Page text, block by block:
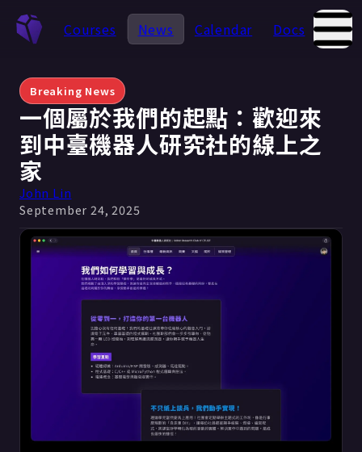
Courses News Calendar Docs
Breaking News
一個屬於我們的起點：歡迎來
到中臺機器人研究社的線上之
家
John Lin
September 24, 2025